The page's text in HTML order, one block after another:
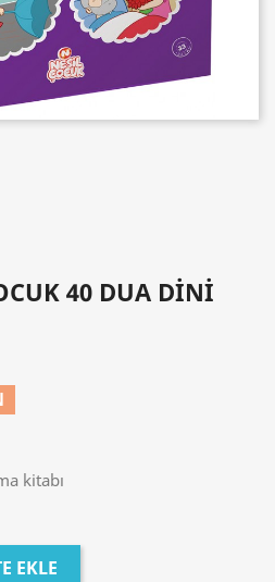
40 DUA DINI
kitabı
EKLE